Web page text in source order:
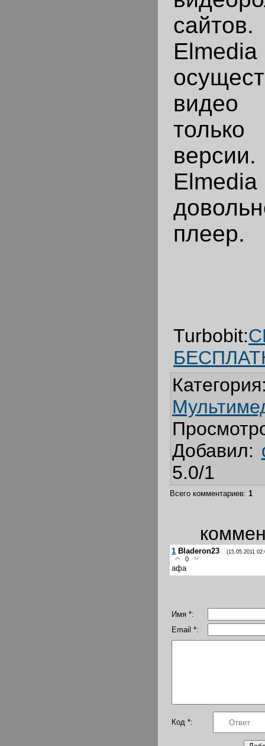
сайтов.
плеер.
Turbobit:
Категория
Добавил:
5.0/1
Всего комментариев: 1
1 Bladeron23 (15.05.2011
0
афа
Имя *:
Email *:
Код *: